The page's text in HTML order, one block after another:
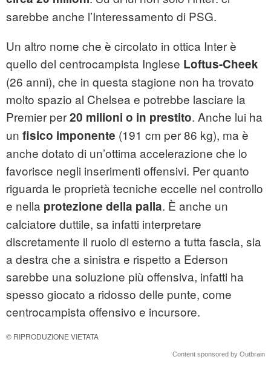
sarebbe anche l’Interessamento di PSG.
Un altro nome che è circolato in ottica Inter è
quello del centrocampista Inglese Loftus-Cheek
(26 anni), che in questa stagione non ha trovato
molto spazio al Chelsea e potrebbe lasciare la
Premier per20 milioni o in prestito. Anche lui ha
un fisico imponente (191 cm per 86 kg), ma è
anche dotato di un’ottima accelerazione che lo
favorisce negli inserimenti offensivi. Per quanto
riguarda le proprietà tecniche eccelle nel controllo
e nella protezione della palla. È anche un
calciatore duttile, sa infatti interpretare
discretamente il ruolo di esterno a tutta fascia, sia
a destra che a sinistra e rispetto a Ederson
sarebbe una soluzione più offensiva, infatti ha
spesso giocato a ridosso delle punte, come
centrocampista offensivo e incursore.
© RIPRODUZIONE VIETATA
Content sponsored by Outbrain